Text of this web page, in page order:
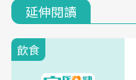
延伸閱讀
飲食